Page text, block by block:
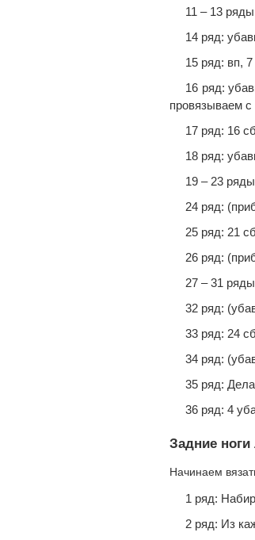
11 – 13
14 ряд:
15 ряд: вп,
16 ряд:
провязываем с
17 ряд: 16
18 ряд:
19 – 23
24 ряд:
25 ряд: 21
26 ряд:
27 – 31
32 ряд:
33 ряд: 24
34 ряд:
35 ряд:
36 ряд: 4
Задние
Начинаем
1 ряд:
2 ряд: Из